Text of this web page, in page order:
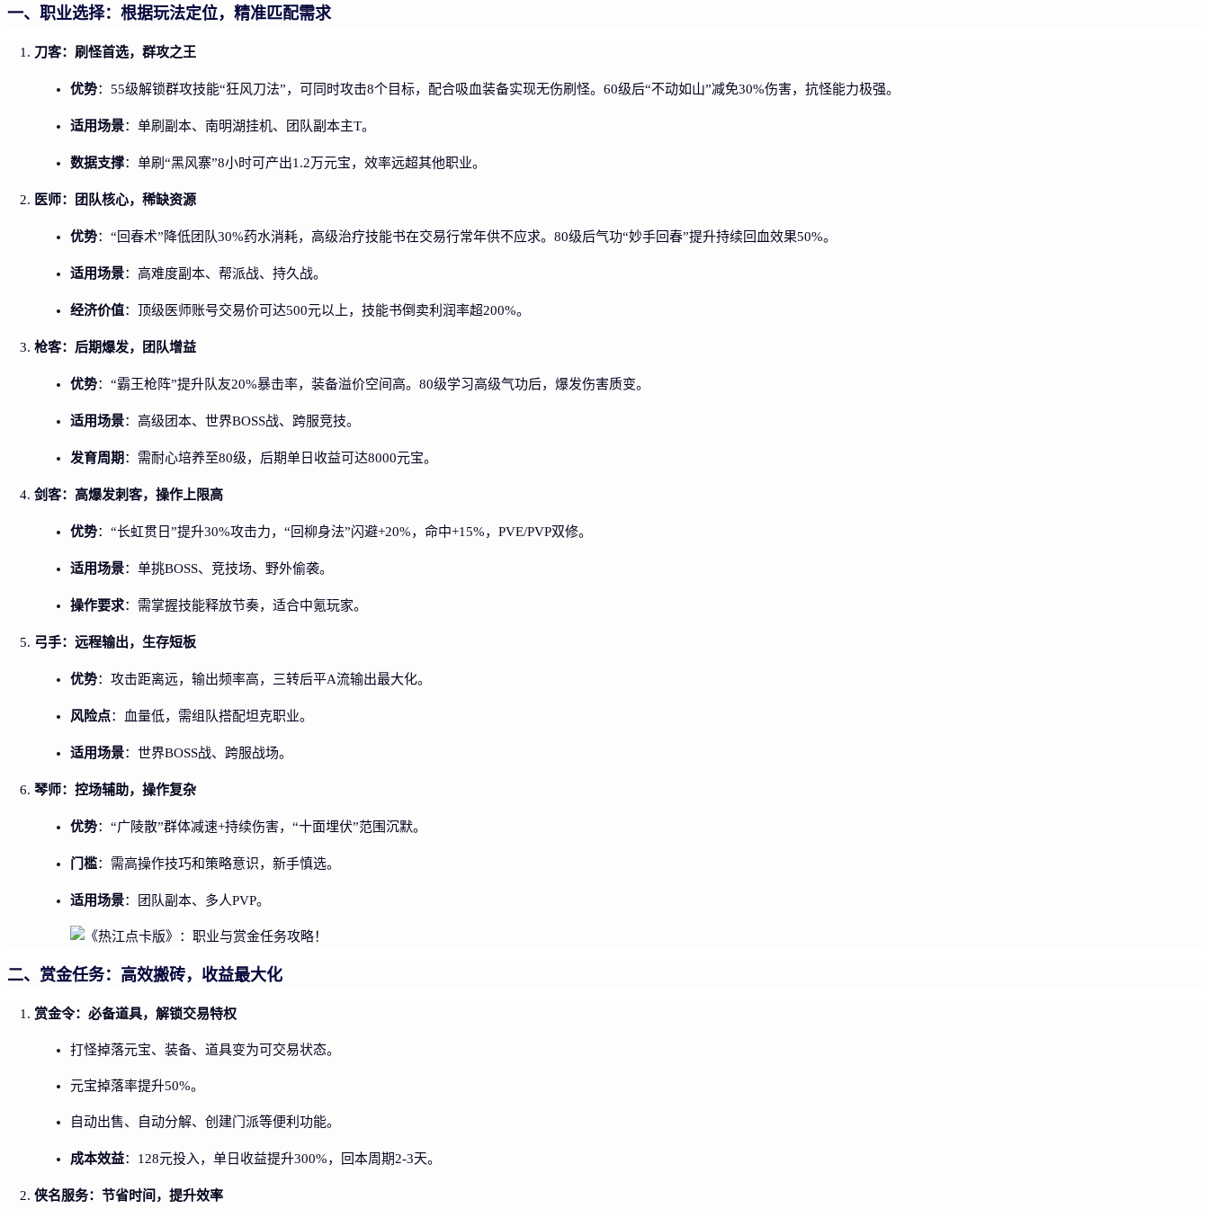
一、职业选择：根据玩法定位，精准匹配需求
刀客：刷怪首选，群攻之王
优势：55级解锁群攻技能“狂风刀法”，可同时攻击8个目标，配合吸血装备实现无伤刷怪。60级后“不动如山”减免30%伤害，抗怪能力极强。
适用场景：单刷副本、南明湖挂机、团队副本主T。
数据支撑：单刷“黑风寨”8小时可产出1.2万元宝，效率远超其他职业。
医师：团队核心，稀缺资源
优势：“回春术”降低团队30%药水消耗，高级治疗技能书在交易行常年供不应求。80级后气功“妙手回春”提升持续回血效果50%。
适用场景：高难度副本、帮派战、持久战。
经济价值：顶级医师账号交易价可达500元以上，技能书倒卖利润率超200%。
枪客：后期爆发，团队增益
优势：“霸王枪阵”提升队友20%暴击率，装备溢价空间高。80级学习高级气功后，爆发伤害质变。
适用场景：高级团本、世界BOSS战、跨服竞技。
发育周期 ：需耐心培养至80级，后期单日收益可达8000元宝。
剑客：高爆发刺客，操作上限高
优势：“长虹贯日”提升30%攻击力，“回柳身法”闪避+20%，命中+15%，PVE/PVP双修。
适用场景：单挑BOSS、竞技场、野外偷袭。
操作要求：需掌握技能释放节奏，适合中氪玩家。
弓手：远程输出，生存短板
优势：攻击距离远，输出频率高，三转后平A流输出最大化。
风险点：血量低，需组队搭配坦克职业。
适用场景：世界BOSS战、跨服战场。
琴师：控场辅助，操作复杂
优势：“广陵散”群体减速+持续伤害，“十面埋伏”范围沉默。
门槛：需高操作技巧和策略意识，新手慎选。
适用场景：团队副本、多人PVP。
二、赏金任务：高效搬砖，收益最大化
赏金令：必备道具，解锁交易特权
打怪掉落元宝、装备、道具变为可交易状态。
元宝掉落率提升50%。
自动出售、自动分解、创建门派等便利功能。
成本效益：128元投入，单日收益提升300%，回本周期2-3天。
侠名服务：节省时间，提升效率